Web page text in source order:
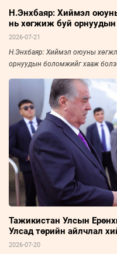
Н.Энхбаяр: Хиймэл
нь хөгжиж буй
2026-07-21
Н.Энхбаяр: Хиймэл оюуны
орнуудын боломжийг хааж
Тажикистан Улсын
Улсад төрийн айлчлал
2026-07-20